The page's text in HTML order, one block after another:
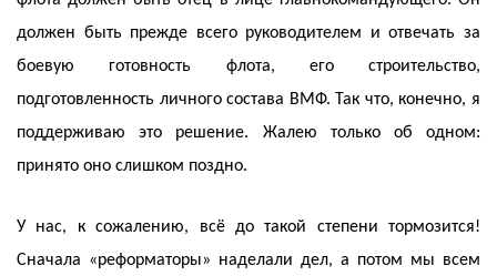
должен быть прежде всего руководителем и отвечать за
боевую готовность флота, его строительство,
подготовленность личного состава ВМФ. Так что, конечно, я
поддерживаю это решение. Жалею только об одном:
принято оно слишком поздно.
У нас, к сожалению, всё до такой степени тормозится!
Сначала «реформаторы» наделали дел, а потом мы всем